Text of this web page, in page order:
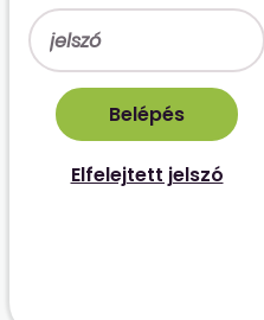
Elfelejtett jelszó